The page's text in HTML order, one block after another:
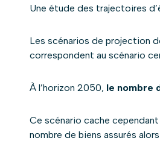
Une étude des trajectoires
Les scénarios de projection
correspondent au scénario
À l’horizon 2050, le nombre
Ce scénario cache
nombre de biens assurés